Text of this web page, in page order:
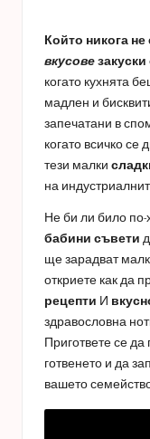
s
t
u
c
e
s
Който никога
вкусовезакуски
когато кухнята
мадлен и
запечатани в
когато всичко се
тези малки
на
Не би ли било по-
бабини съвети
ще зарадват
откриете как да
рецепти И
здравословна
Пригответе се да
готвенето и да
вашето